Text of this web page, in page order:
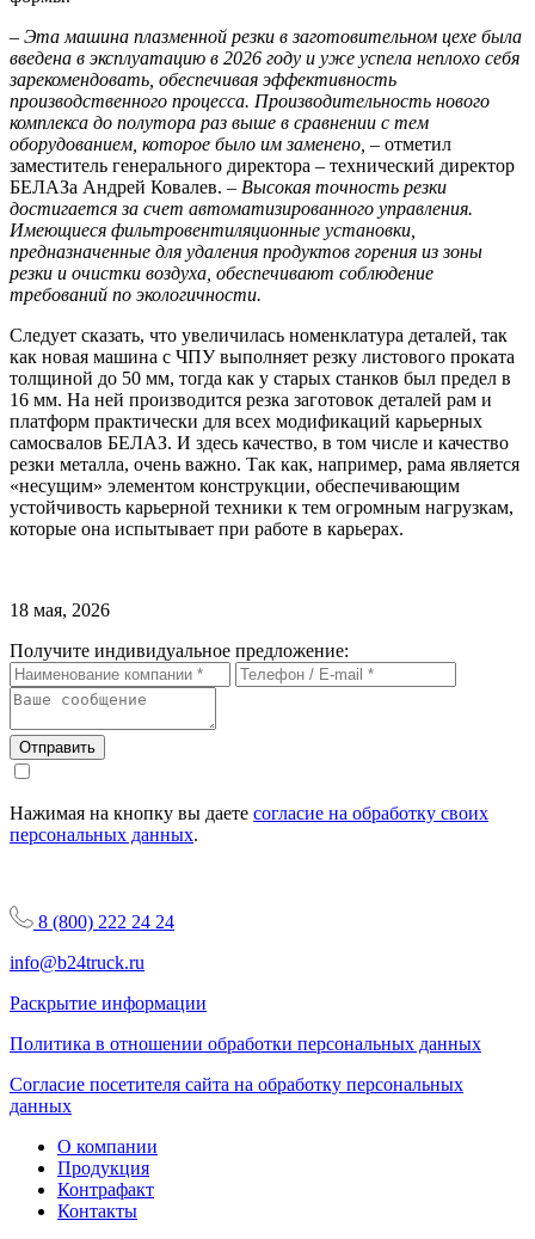
– Эта машина плазменной резки в заготовительном цехе была
введена в эксплуатацию в 2026 году и уже успела неплохо себя
зарекомендовать, обеспечивая эффективность
производственного процесса. Производительность нового
комплекса до полутора раз выше в сравнении с тем
оборудованием, которое было им заменено, – отметил
заместитель генерального директора – технический директор
БЕЛАЗа Андрей Ковалев. – Высокая точность резки
достигается за счет автоматизированного управления.
Имеющиеся фильтровентиляционные установки,
предназначенные для удаления продуктов горения из зоны
резки и очистки воздуха, обеспечивают соблюдение
требований по экологичности.
Следует сказать, что увеличилась номенклатура деталей, так
как новая машина с ЧПУ выполняет резку листового проката
толщиной до 50 мм, тогда как у старых станков был предел в
16 мм. На ней производится резка заготовок деталей рам и
платформ практически для всех модификаций карьерных
самосвалов БЕЛАЗ. И здесь качество, в том числе и качество
резки металла, очень важно. Так как, например, рама является
«несущим» элементом конструкции, обеспечивающим
устойчивость карьерной техники к тем огромным нагрузкам,
которые она испытывает при работе в карьерах.
18 мая, 2026
Получите индивидуальное предложение:
Отправить
Нажимая на кнопку вы даете согласие на обработку своих
персональных данных.
8 (800) 222 24 24
info@b24truck.ru
Раскрытие информации
Политика в отношении обработки персональных данных
Согласие посетителя сайта на обработку персональных
данных
О компании
Продукция
Контрафакт
Контакты